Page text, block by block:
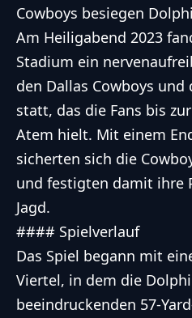
Cowboys besiegen
Am Heiligabend 2023
Stadium ein
den Dallas Cowboys
statt, das die Fans bis
Atem hielt. Mit einem
sicherten sich die
und festigten damit ihre
Jagd.
#### Spielverlauf
Das Spiel begann mit
Viertel, in dem die
beeindruckenden 57-